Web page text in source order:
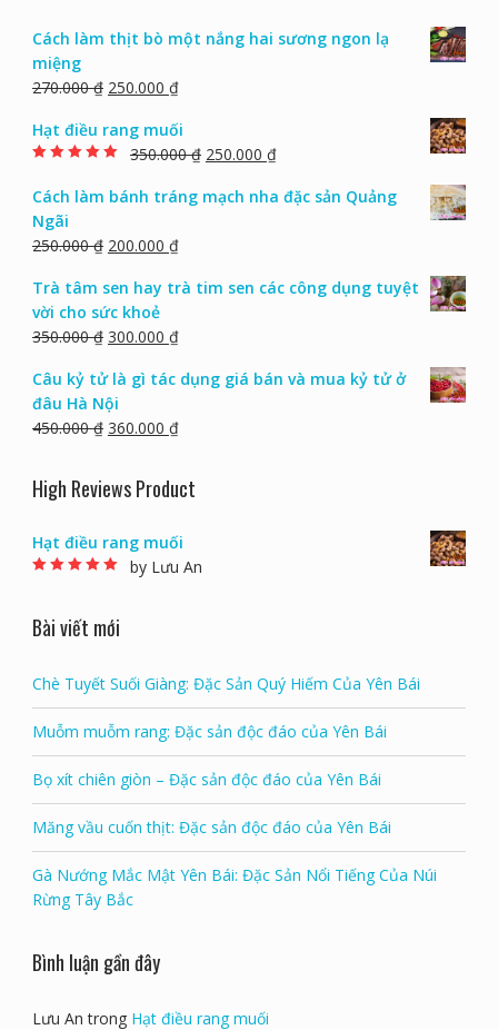
Cách làm thịt bò một nắng hai sương ngon lạ
miệng
270.000₫ 250.000 ₫
Hạt điều rang muối
350.000₫ 250.000 ₫
Cách làm bánh tráng mạch nha đặc sản Quảng
Ngãi
250.000₫ 200.000 ₫
Trà tâm sen hay trà tim sen các công dụng tuyệt
vời cho sức khoẻ
350.000₫ 300.000 ₫
Câu kỷ tử là gì tác dụng giá bán và mua kỷ tử ở
đâu Hà Nội
450.000₫ 360.000 ₫
High Reviews Product
Hạt điều rang muối
by Lưu An
Bài viết mới
Chè Tuyết Suối Giàng: Đặc Sản Quý Hiếm Của Yên Bái
Muỗm muỗm rang: Đặc sản độc đáo của Yên Bái
Bọ xít chiên giòn – Đặc sản độc đáo của Yên Bái
Măng vầu cuốn thịt: Đặc sản độc đáo của Yên Bái
Gà Nướng Mắc Mật Yên Bái: Đặc Sản Nổi Tiếng Của Núi
Rừng Tây Bắc
Bình luận gần đây
Lưu An trong Hạt điều rang muối